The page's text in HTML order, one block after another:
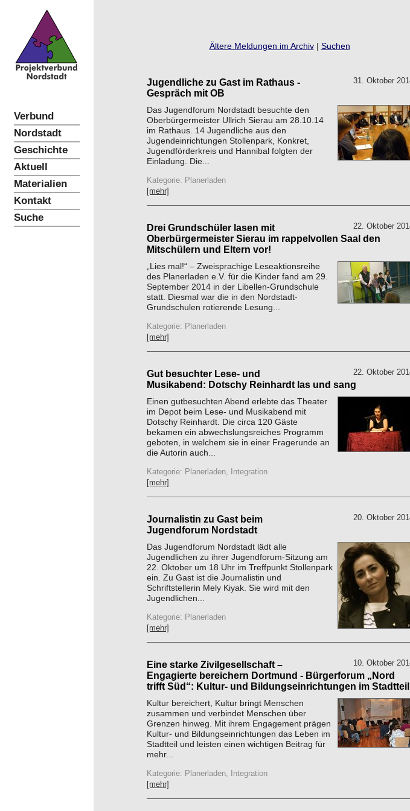
Verbund
Nordstadt
Geschichte
Aktuell
Materialien
Kontakt
Suche
Ältere Meldungen im Archiv| Suchen
31. Oktober
Jugendliche zu Gast im Rathaus -
Gespräch mit OB
Das Jugendforum Nordstadt besuchte den
Oberbürgermeister Ullrich Sierau am 28.10.14
im Rathaus. 14 Jugendliche aus den
Jugendeinrichtungen Stollenpark, Konkret,
Jugendförderkreis und Hannibal folgten der
Einladung. Die...
Kategorie: Planerladen
[mehr]
22. Oktober
Drei Grundschüler lasen mit
Oberbürgermeister Sierau im rappelvollen Saal den
Mitschülern und Eltern vor!
„Lies mal!“ – Zweisprachige Leseaktionsreihe
des Planerladen e.V. für die Kinder fand am 29.
September 2014 in der Libellen-Grundschule
statt. Diesmal war die in den Nordstadt-
Grundschulen rotierende Lesung...
Kategorie: Planerladen
[mehr]
22. Oktober
Gut besuchter Lese- und
Musikabend: Dotschy Reinhardt las und sang
Einen gutbesuchten Abend erlebte das Theater
im Depot beim Lese- und Musikabend mit
Dotschy Reinhardt. Die circa 120 Gäste
bekamen ein abwechslungsreiches Programm
geboten, in welchem sie in einer Fragerunde an
die Autorin auch...
Kategorie: Planerladen, Integration
[mehr]
20. Oktober
Journalistin zu Gast beim
Jugendforum Nordstadt
Das Jugendforum Nordstadt lädt alle
Jugendlichen zu ihrer Jugendforum-Sitzung am
22. Oktober um 18 Uhr im Treffpunkt Stollenpark
ein. Zu Gast ist die Journalistin und
Schriftstellerin Mely Kiyak. Sie wird mit den
Jugendlichen...
Kategorie: Planerladen
[mehr]
10. Oktober
Eine starke Zivilgesellschaft –
Engagierte bereichern Dortmund - Bürgerforum „Nord
trifft Süd“: Kultur- und Bildungseinrichtungen im Stadtteil
Kultur bereichert, Kultur bringt Menschen
zusammen und verbindet Menschen über
Grenzen hinweg. Mit ihrem Engagement prägen
Kultur- und Bildungseinrichtungen das Leben im
Stadtteil und leisten einen wichtigen Beitrag für
mehr...
Kategorie: Planerladen, Integration
[mehr]